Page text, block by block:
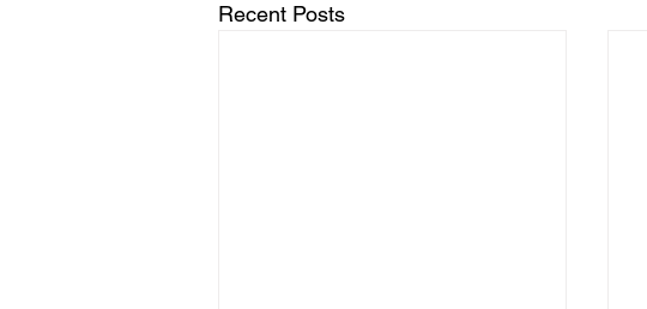
Recent Posts